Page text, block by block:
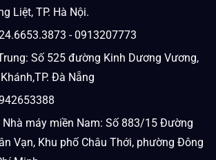
Liệt, TP. Hà Nội.
- 0913207773
Số 525 đường Kinh Dương Vương,
Đà Nẵng
Nhà máy miền Nam: Số 883/15 Đường
Vạn, Khu phố Châu Thới, phường Đông